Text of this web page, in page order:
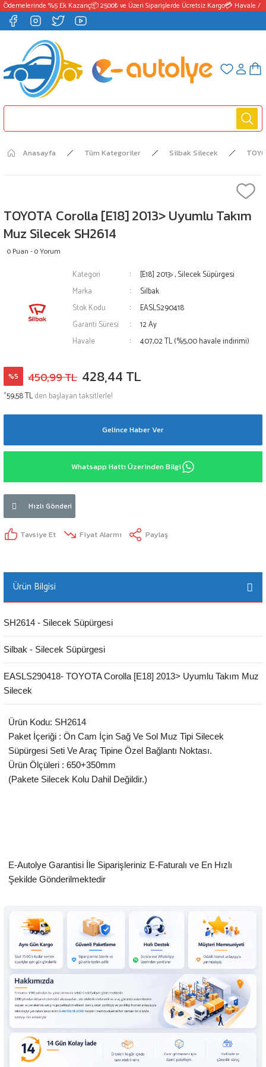
%5 Ek Kazanç📦 2500₺ ve Üzeri Siparişlerde Ücretsiz Kargo💳 Havale /
Anasayfa Tüm Kategoriler Silbak Silecek
TOYOTA Corolla [E18] 2013> Uyumlu Takım
Muz Silecek SH2614
0 Puan - 0 Yorum
Kategori [E18] 2013>,Silecek Süpürgesi
Marka
Silbak
Stok Kodu
EASLS290418
Garanti Süresi
12 Ay
Havale
407,02 TL (%5,00 havale indirimi)
%5 450,99 TL 428,44 TL
*59,58 TLden başlayan taksitlerle!
Gelince Haber Ver
Whatsapp Hattı Üzerinden Bilgi
Hızlı Gönderi
Tavsiye Et Fiyat Alarmı Paylaş
Ürün Bilgisi
SH2614 - Silecek Süpürgesi
Silbak - Silecek Süpürgesi
EASLS290418- TOYOTA Corolla [E18] 2013> Uyumlu Takım Muz
Silecek
Ürün Kodu: SH2614
Paket İçeriği : Ön Cam İçin Sağ Ve Sol Muz Tipi Silecek
Süpürgesi Seti Ve Araç Tipine Özel Bağlantı Noktası.
Ürün Ölçüleri : 650+350mm
(Pakete Silecek Kolu Dahil Değildir.)
E-Autolye Garantisi İle Siparişleriniz E-Faturalı ve En Hızlı
Şekilde Gönderilmektedir